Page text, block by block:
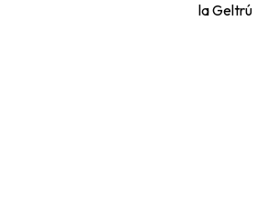
la Geltrú